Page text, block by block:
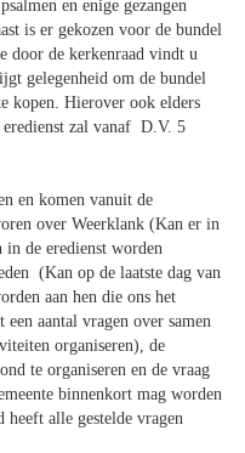
en enige gezangen
is er gekozen voor de bundel
door de kerkenraad vindt u
gelegenheid om de bundel
kopen. Hierover ook elders
zal vanaf D.V. 5
en komen vanuit de
over Weerklank (Kan er in
de eredienst worden
(Kan op de laatste dag van
aan hen die ons het
aantal vragen over samen
organiseren), de
te organiseren en de vraag
binnenkort mag worden
alle gestelde vragen